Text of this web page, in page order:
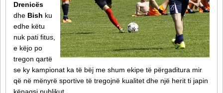
Drenicës
dhe Bish ku
edhe këtu
nuk pati fitus,
e këjo po
tregon qartë
se ky kampionat ka të bëj me shum ekipe të përgaditura mir
që në mënyrë sportive të tregojnë kualitet dhe një herit ti japin